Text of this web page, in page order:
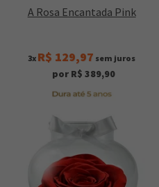
A Rosa Encantada Pink
3x R$ 129,97 sem juros
por R$ 389,90